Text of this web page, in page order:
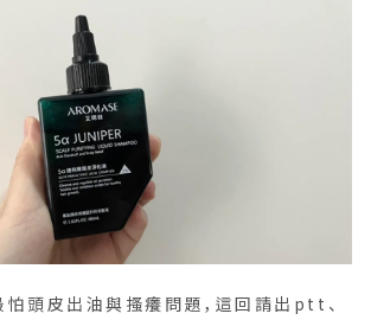
怕頭皮出油與搔癢問題，這回請出ptt、